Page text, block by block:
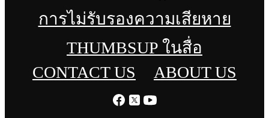
การไม่รับรองความเสียหาย
THUMBSUP ในสื่อ
CONTACT US
ABOUT US